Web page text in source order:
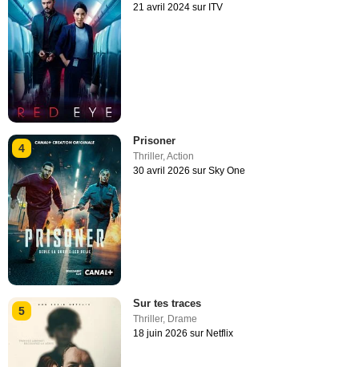
21 avril 2024 sur ITV
4
Prisoner
Thriller,Action
30 avril 2026 sur Sky One
5
Sur tes traces
Thriller, Drame
18 juin 2026 sur Netflix